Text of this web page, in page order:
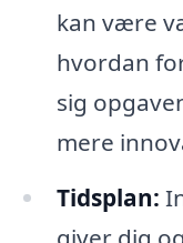
kan være
hvordan
sig
mere
Tidsplan: